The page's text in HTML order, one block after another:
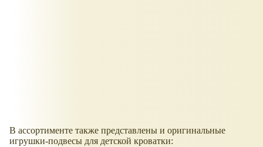
В ассортименте также представлены и оригинальные
игрушки-подвесы для детской кроватки: